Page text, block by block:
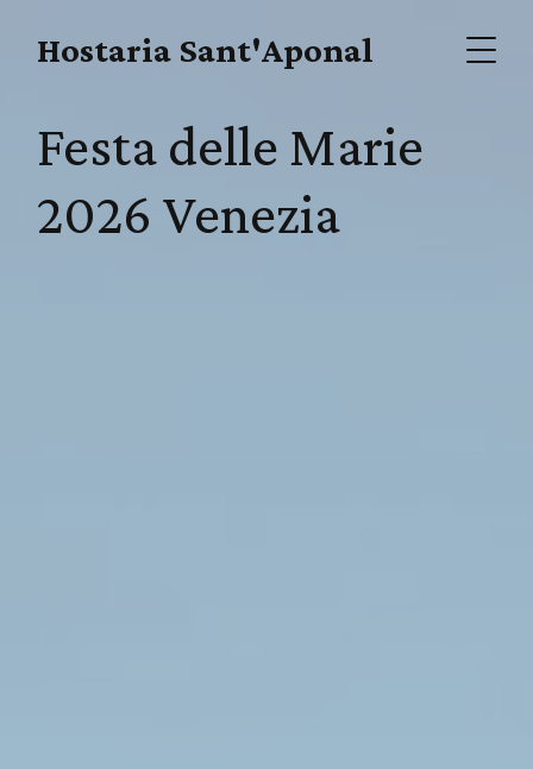
Hostaria Sant'Aponal
Festa delle Marie
2026 Venezia